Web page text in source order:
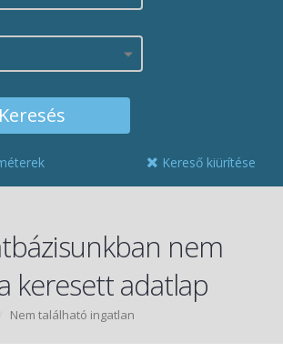
Keresés
Kereső kiürítése
nem
keresett adatlap
Nem található ingatlan